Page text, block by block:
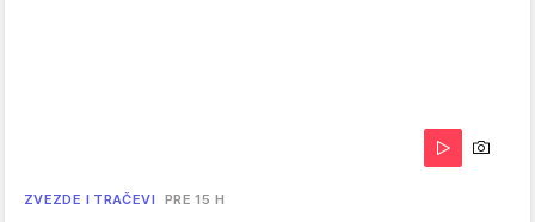
ZVEZDE I TRAČEVI PRE 15 H